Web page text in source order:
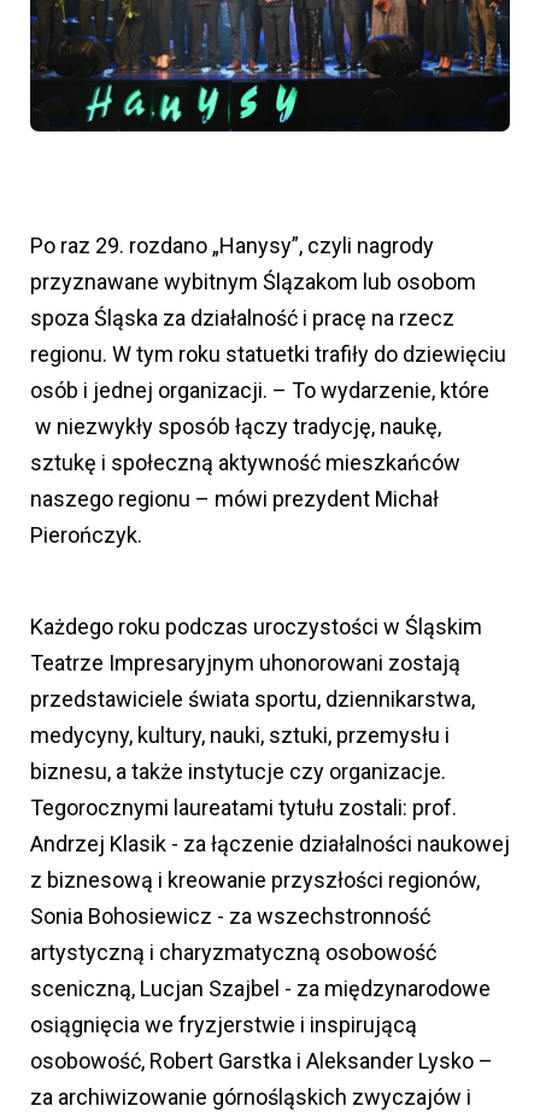
Po raz 29. rozdano „Hanysy”, czyli nagrody
przyznawane wybitnym Ślązakom lub osobom
spoza Śląska za działalność i pracę na rzecz
regionu. W tym roku statuetki trafiły do dziewięciu
osób i jednej organizacji. – To wydarzenie, które
w niezwykły sposób łączy tradycję, naukę,
sztukę i społeczną aktywność mieszkańców
naszego regionu – mówi prezydent Michał
Pierończyk.
Każdego roku podczas uroczystości w Śląskim
Teatrze Impresaryjnym uhonorowani zostają
przedstawiciele świata sportu, dziennikarstwa,
medycyny, kultury, nauki, sztuki, przemysłu i
biznesu, a także instytucje czy organizacje.
Tegorocznymi laureatami tytułu zostali: prof.
Andrzej Klasik - za łączenie działalności naukowej
z biznesową i kreowanie przyszłości regionów,
Sonia Bohosiewicz - za wszechstronność
artystyczną i charyzmatyczną osobowość
sceniczną, Lucjan Szajbel - za międzynarodowe
osiągnięcia we fryzjerstwie i inspirującą
osobowość, Robert Garstka i Aleksander Lysko –
za archiwizowanie górnośląskich zwyczajów i